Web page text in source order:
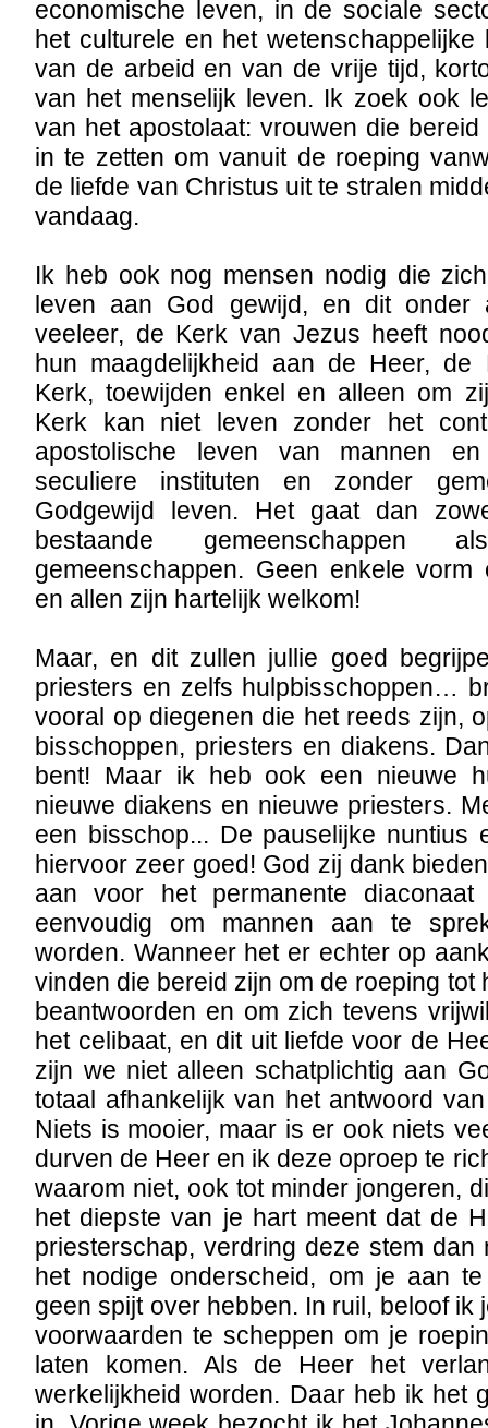
economische leven, in de sociale
het culturele en het
van de arbeid en van de vrije tijd,
van het menselijk leven. Ik zoek ook
van het apostolaat: vrouwen die
in te zetten om vanuit de roeping
de liefde van Christus uit te stralen
vandaag.
Ik heb ook nog mensen nodig die
leven aan God gewijd, en dit onder
veeleer, de Kerk van Jezus heeft
hun maagdelijkheid aan de Heer, de
Kerk, toewijden enkel en alleen om
Kerk kan niet leven zonder het
apostolische leven van mannen
seculiere instituten en zonder
Godgewijd leven. Het gaat dan
bestaande gemeenschappen
gemeenschappen. Geen enkele
en allen zijn hartelijk welkom!
Maar, en dit zullen jullie goed
priesters en zelfs hulpbisschoppen…
vooral op diegenen die het reeds zijn,
bisschoppen, priesters en diakens.
bent! Maar ik heb ook een nieuwe
nieuwe diakens en nieuwe priesters.
een bisschop... De pauselijke nuntius
hiervoor zeer goed! God zij dank
aan voor het permanente
eenvoudig om mannen aan te
worden. Wanneer het er echter op
vinden die bereid zijn om de roeping tot
beantwoorden en om zich tevens
het celibaat, en dit uit liefde voor de
zijn we niet alleen schatplichtig aan
totaal afhankelijk van het antwoord
Niets is mooier, maar is er ook niets
durven de Heer en ik deze oproep te
waarom niet, ook tot minder jongeren,
het diepste van je hart meent dat de
priesterschap, verdring deze stem dan
het nodige onderscheid, om je aan
geen spijt over hebben. In ruil, beloof ik
voorwaarden te scheppen om je
laten komen. Als de Heer het
werkelijkheid worden. Daar heb ik het